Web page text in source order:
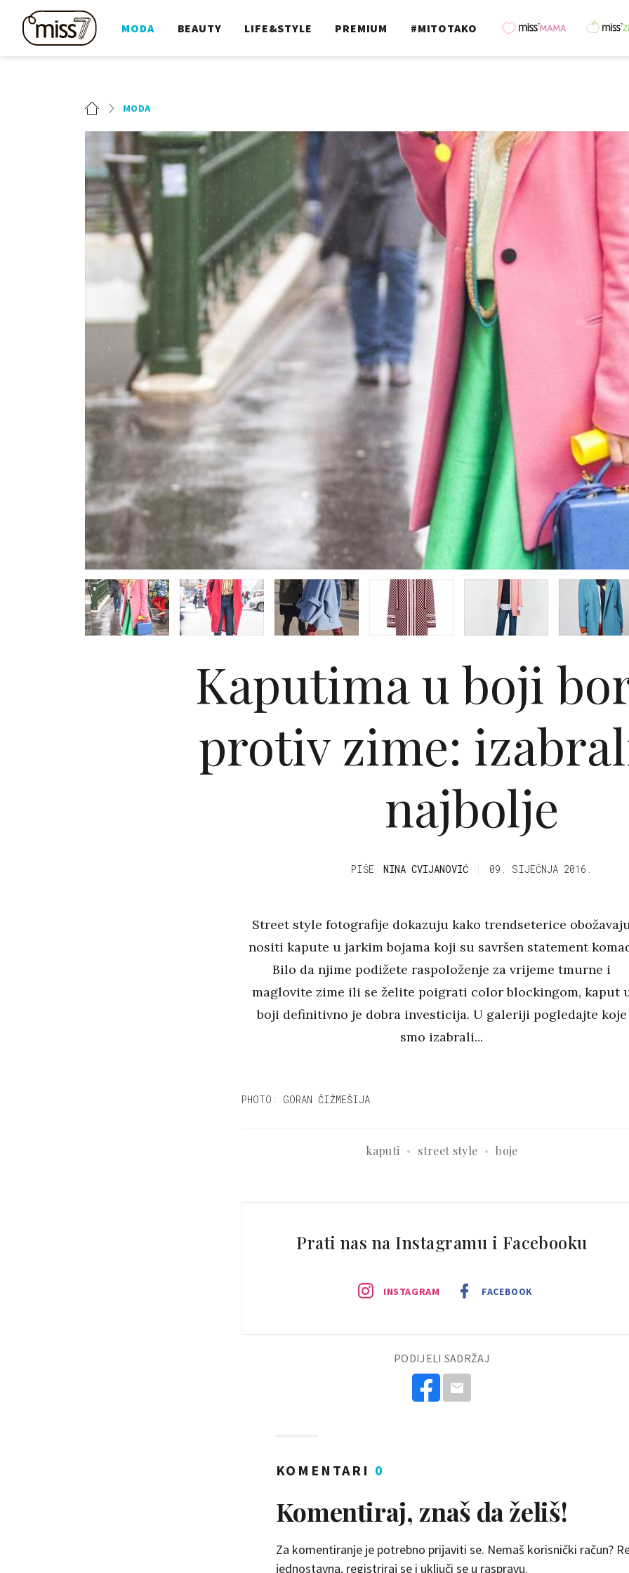
MODA BEAUTY LIFE&STYLE PREMIUM #MITOTAKO
MODA
Kaputima u boji
protiv zime:
najbolje
PIŠE NINA CVIJANOVIĆ 09. SIJEČNJA 2016.
Street style fotografije dokazuju kako trendseterice
nositi kapute u jarkim bojama koji su savršen statement
Bilo da njime podižete raspoloženje za vrijeme tmurne i
maglovite zime ili se želite poigrati color blockingom, kaput
boji definitivno je dobra investicija. U galeriji pogledajte koje
smo izabrali...
PHOTO: GORAN ČIŽMEŠIJA
kaputi street style boje
Prati nas na Instagramu i Facebooku
INSTAGRAM FACEBOOK
PODIJELI SADRŽAJ
KOMENTARI 0
Komentiraj, znaš da želiš!
Za komentiranje je potrebno prijaviti se. Nemaš korisnički račun?
jednostavna, registriraj se i uključi se u raspravu.